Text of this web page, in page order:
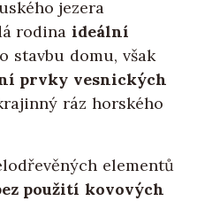
jezera
rodinaideální
stavbu domu, však
prvky vesnických
ráz horského
elementů
použití kovových